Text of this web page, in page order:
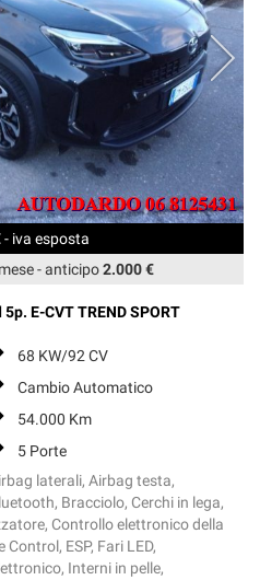
- iva esposta
-anticipo2.000 €
E-CVT TREND SPORT
68 KW/92 CV
Cambio Automatico
54.000 Km
5 Porte
laterali, Airbag testa,
Bracciolo, Cerchi in lega,
Controllo elettronico della
ESP, Fari LED,
Interni in pelle,